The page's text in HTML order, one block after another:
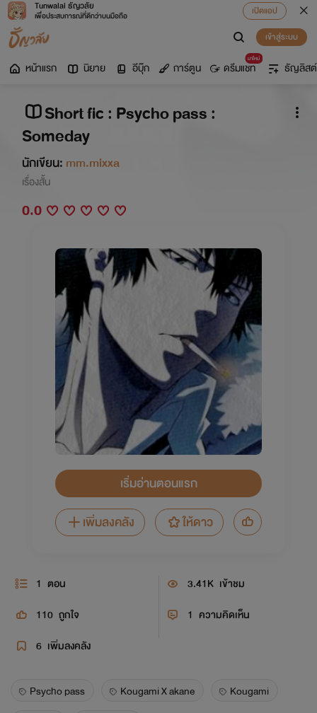
Tunwalai ธัญวลัย
เพื่อประสบการณ์ที่ดีกว่าบนมือถือ
เปิดแอป
เข้าสู่ระบบ
หน้าแรก นิยาย อีบุ๊ก การ์ตูน
มาใหม่
ดรีมแชท ธัญลิสต์
Short fic : Psycho pass :
Someday
นักเขียน: mm.mixxa
เรื่องสั้น
0.0
เริ่มอ่านตอนแรก
เพิ่มลงคลัง
ให้ดาว
1 ตอน 3.41K เข้าชม
110 ถูกใจ 1 ความคิดเห็น
6 เพิ่มลงคลัง
Psycho pass Kougami X akane
Kougami